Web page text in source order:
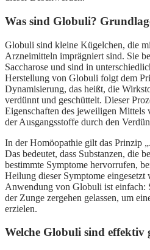
Was sind Globuli?
Globuli sind kleine Kügelchen, die
Arzneimitteln imprägniert sind. Sie
Saccharose und sind in
Herstellung von Globuli folgt dem
Dynamisierung, das heißt, die
verdünnt und geschüttelt. Dieser
Eigenschaften des jeweiligen Mittels
der Ausgangsstoffe durch den
In der Homöopathie gilt das Prinzip
Das bedeutet, dass Substanzen, die
bestimmte Symptome hervorrufen,
Heilung dieser Symptome eingesetzt
Anwendung von Globuli ist einfach:
der Zunge zergehen gelassen, um
erzielen.
Welche Globuli sind effektiv